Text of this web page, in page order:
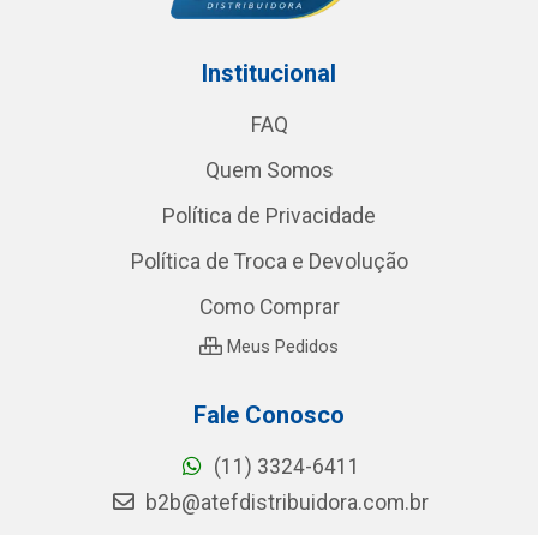
Institucional
FAQ
Quem Somos
Política de Privacidade
Política de Troca e Devolução
Como Comprar
Meus Pedidos
Fale Conosco
(11) 3324-6411
b2b@atefdistribuidora.com.br